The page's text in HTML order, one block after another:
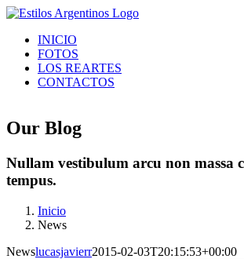
Skip
contentINICIO
FOTOS
LOS REARTES
CONTACTOS
Our Blog
Nullam vestibulum arcu non massa
tempus.
Inicio
News
Newslucasjavierr2015-02-03T20:15:53+00:00